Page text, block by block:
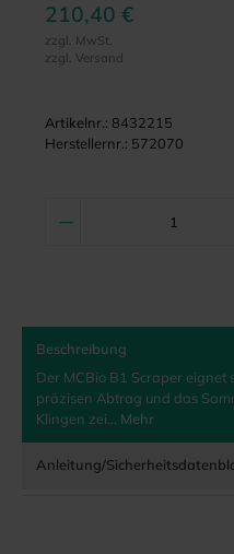
210,40 €
zzgl. MwSt.
zzgl. Versand
Artikelnr.: 8432215
Herstellernr.: 572070
Beschreibung
Der MCBio B1 Scraper
präzisen Abtrag und das
Klingen zei… Mehr
Anleitung/